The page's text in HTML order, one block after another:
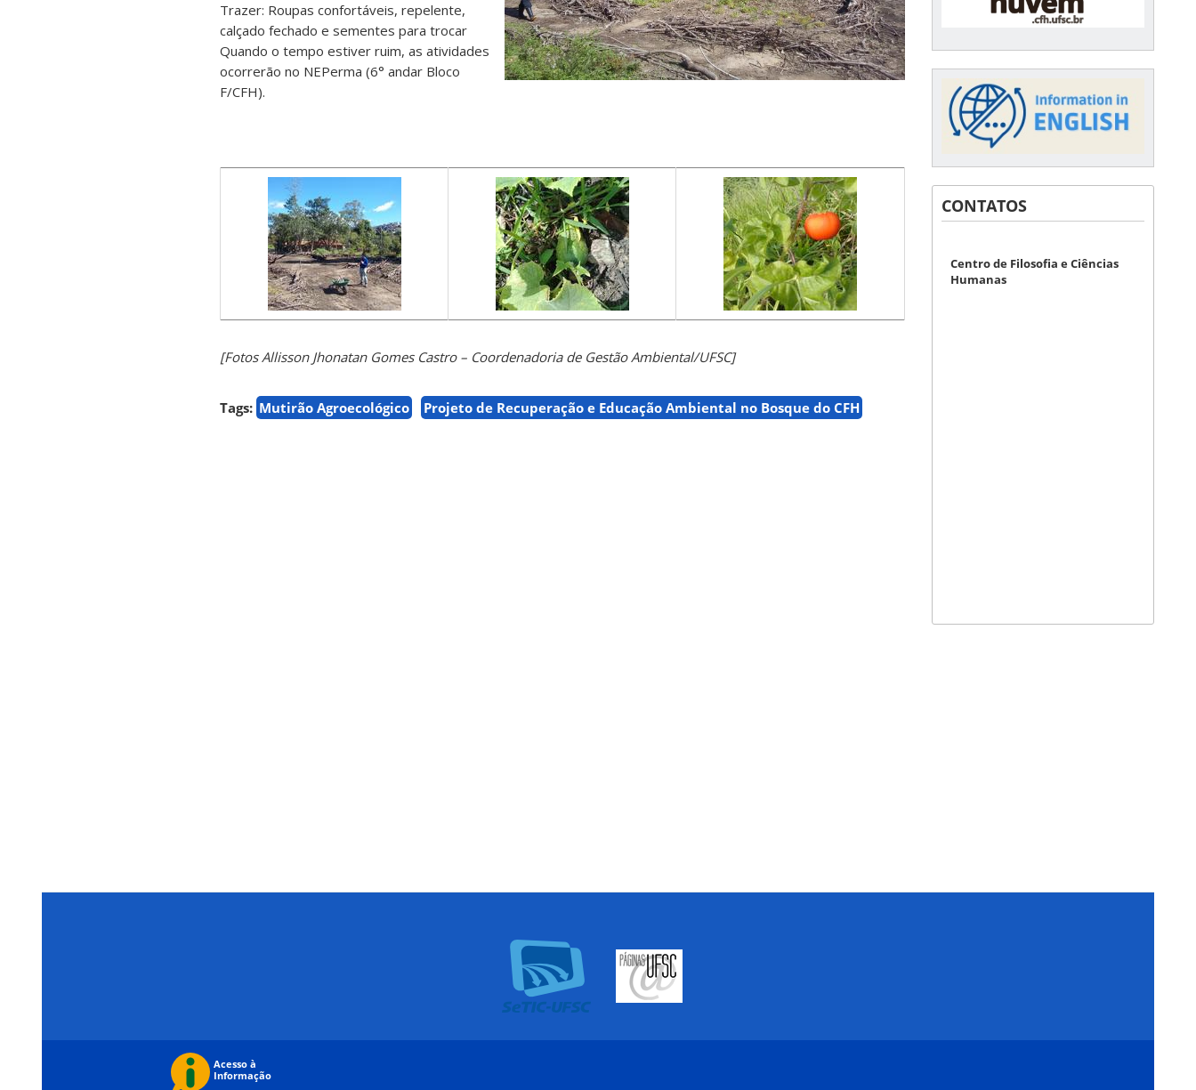
Trazer: Roupas confortáveis, repelente,
calçado fechado e sementes para trocar
Quando o tempo estiver ruim, as atividades
ocorrerão no NEPerma (6° andar Bloco
F/CFH).
[Fotos Allisson Jhonatan Gomes Castro – Coordenadoria de Gestão Ambiental/UFSC]
Tags: Mutirão Agroecológico Projeto de Recuperação e Educação Ambiental no Bosque do CFH
CONTATOS
Centro de Filosofia e Ciências
Humanas